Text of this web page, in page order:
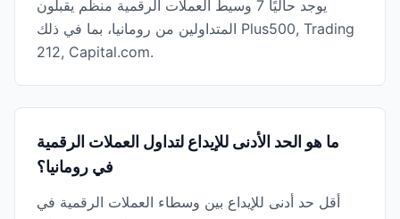
يوجد حاليًا 7 وسيط العملات الرقمية منظم يقبلون
المتداولين من رومانيا، بما في ذلك Plus500, Trading
212, Capital.com.
ما هو الحد الأدنى للإيداع لتداول العملات الرقمية
في رومانيا؟
أقل حد أدنى للإيداع بين وسطاء العملات الرقمية في